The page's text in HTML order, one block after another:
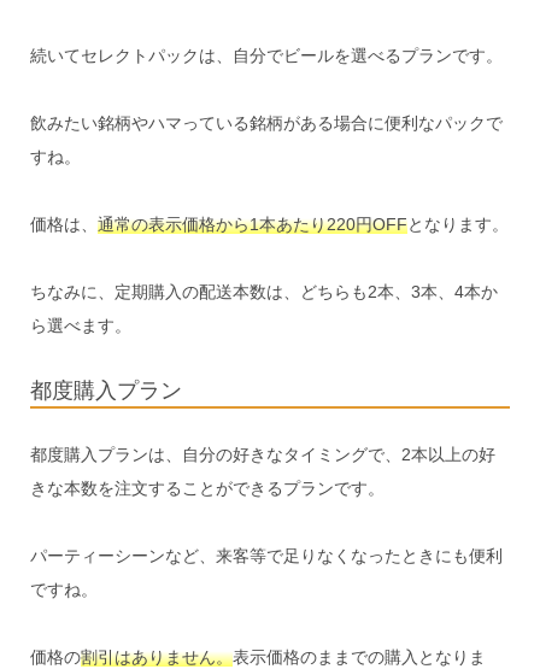
続いてセレクトパックは、自分でビールを選べるプランです。
飲みたい銘柄やハマっている銘柄がある場合に便利なパックで
すね。
価格は、 通常の表示価格から1本あたり220円OFFとなります。
ちなみに、定期購入の配送本数は、どちらも2本、3本、4本か
ら選べます。
都度購入プラン
都度購入プランは、自分の好きなタイミングで、2本以上の好
きな本数を注文することができるプランです。
パーティーシーンなど、来客等で足りなくなったときにも便利
ですね。
価格の割引はありません。表示価格のままでの購入となりま